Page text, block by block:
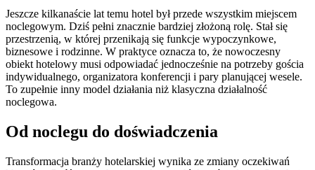
Jeszcze kilkanaście lat temu hotel był przede wszystkim miejscem
noclegowym. Dziś pełni znacznie bardziej złożoną rolę. Stał się
przestrzenią, w której przenikają się funkcje wypoczynkowe,
biznesowe i rodzinne. W praktyce oznacza to, że nowoczesny
obiekt hotelowy musi odpowiadać jednocześnie na potrzeby gościa
indywidualnego, organizatora konferencji i pary planującej wesele.
To zupełnie inny model działania niż klasyczna działalność
noclegowa.
Od noclegu do doświadczenia
Transformacja branży hotelarskiej wynika ze zmiany oczekiwań